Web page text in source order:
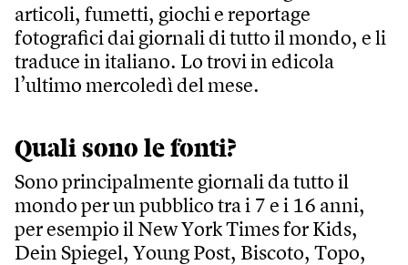
articoli, fumetti, giochi e reportage
fotografici dai giornali di tutto il mondo, e li
traduce in italiano. Lo trovi in edicola
l’ultimo mercoledì del mese.
Quali sono le fonti?
Sono principalmente giornali da tutto il
mondo per un pubblico tra i 7 e i 16 anni,
per esempio il New York Times for Kids,
Dein Spiegel, Young Post, Biscoto, Topo,